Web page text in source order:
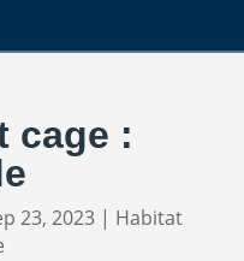
cage :
23, 2023 | Habitat